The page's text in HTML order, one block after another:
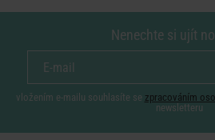
Nenechte si ujít
vložením e-mailu souhlasíte se zpracováním
newsletteru